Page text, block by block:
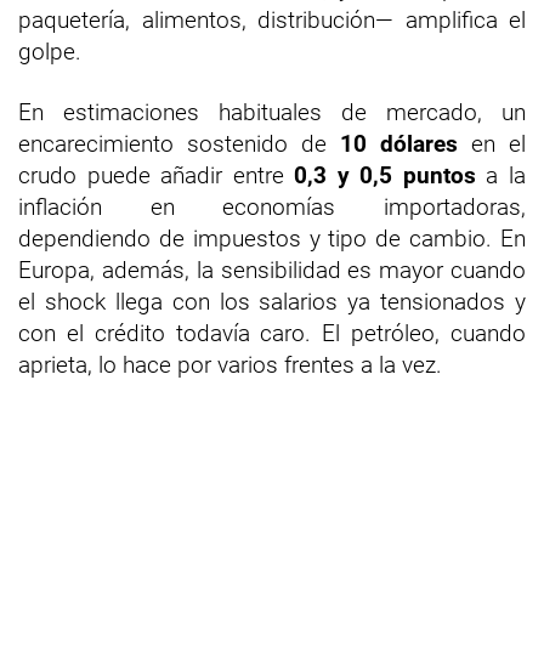
paquetería, alimentos, distribución— amplifica el
golpe.
En estimaciones habituales de mercado, un
encarecimiento sostenido de 10 dólares en el
crudo puede añadir entre0,3 y 0,5 puntos a la
inflación en economías importadoras,
dependiendo de impuestos y tipo de cambio. En
Europa, además, la sensibilidad es mayor cuando
el shock llega con los salarios ya tensionados y
con el crédito todavía caro. El petróleo, cuando
aprieta, lo hace por varios frentes a la vez.